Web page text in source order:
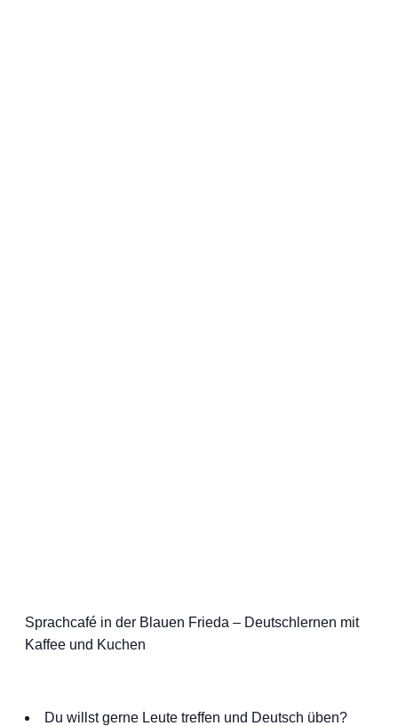
Sprachcafé in der Blauen Frieda – Deutschlernen mit
Kaffee und Kuchen
Du willst gerne Leute treffen und Deutsch üben?